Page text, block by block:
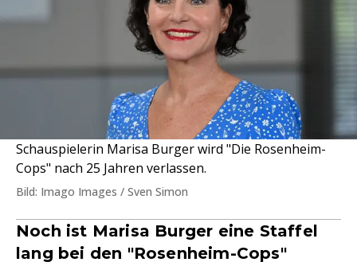
Schauspielerin Marisa Burger wird "Die Rosenheim-
Cops" nach 25 Jahren verlassen.
Bild: Imago Images / Sven Simon
Noch ist Marisa Burger eine Staffel
lang bei den "Rosenheim-Cops"